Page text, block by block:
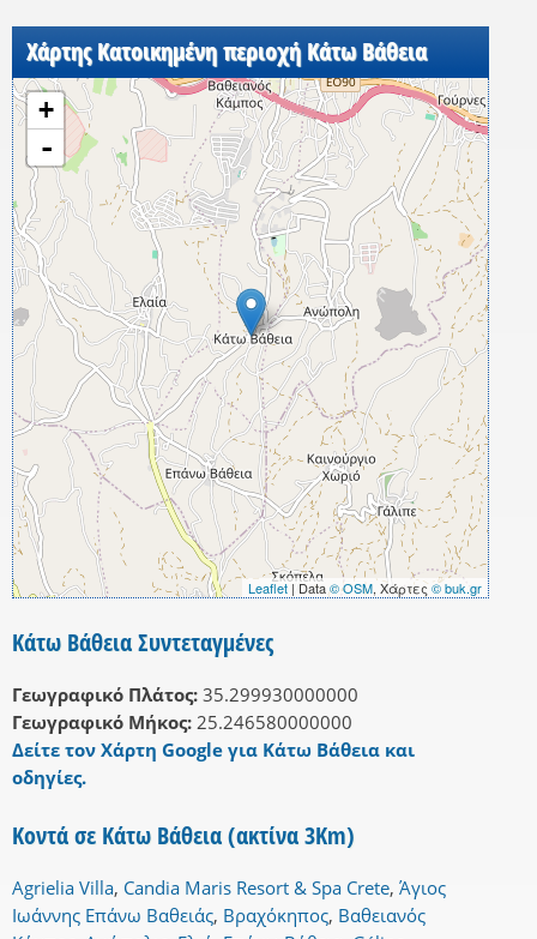
Χάρτης Κατοικημένη περιοχή Κάτω Βάθεια
+
-
Leaflet| Data© OSM, Χάρτες© buk.gr
Κάτω Βάθεια Συντεταγμένες
Γεωγραφικό Πλάτος: 35.299930000000
Γεωγραφικό Μήκος: 25.246580000000
Δείτε τον Χάρτη Google για Κάτω Βάθεια και
οδηγίες.
Κοντά σε Κάτω Βάθεια (ακτίνα 3Km)
Agrielia Villa, Candia Maris Resort & Spa Crete, Άγιος
Ιωάννης Επάνω Βαθειάς, Βραχόκηπος, Βαθειανός